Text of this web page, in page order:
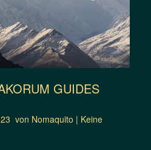
GUIDES
von Nomaquito | Keine